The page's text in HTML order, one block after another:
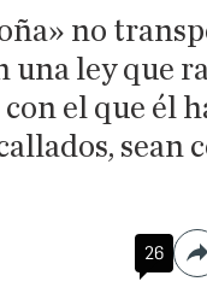
no
una ley que
el que él
sean
26